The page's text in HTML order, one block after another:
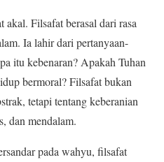
Filsafat berasal dari rasa
Ia lahir dari pertanyaan-
itu kebenaran? Apakah Tuhan
bermoral? Filsafat bukan
tetapi tentang keberanian
dan mendalam.
pada wahyu, filsafat